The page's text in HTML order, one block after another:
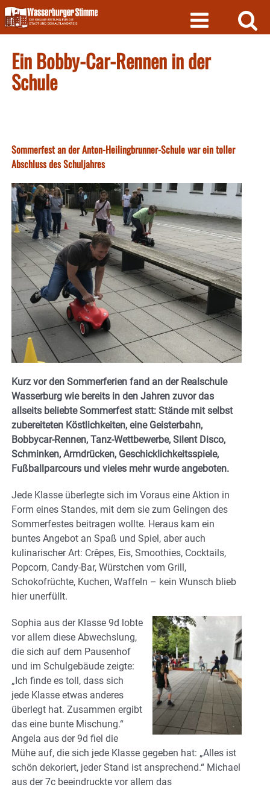
Skip
to
content
Ein Bobby-Car-Rennen in der
Schule
Sommerfest an der Anton-Heilingbrunner-Schule war ein toller
Abschluss des Schuljahres
Kurz vor den Sommerferien fand an der Realschule
Wasserburg wie bereits in den Jahren zuvor das
allseits beliebte Sommerfest statt: Stände mit selbst
zubereiteten Köstlichkeiten, eine Geisterbahn,
Bobbycar-Rennen, Tanz-Wettbewerbe, Silent Disco,
Schminken, Armdrücken, Geschicklichkeitsspiele,
Fußballparcours und vieles mehr wurde angeboten.
Jede Klasse überlegte sich im Voraus eine Aktion in
Form eines Standes, mit dem sie zum Gelingen des
Sommerfestes beitragen wollte. Heraus kam ein
buntes Angebot an Spaß und Spiel, aber auch
kulinarischer Art: Crêpes, Eis, Smoothies, Cocktails,
Popcorn, Candy-Bar, Würstchen vom Grill,
Schokofrüchte, Kuchen, Waffeln – kein Wunsch blieb
hier unerfüllt.
Sophia aus der Klasse 9d lobte
vor allem diese Abwechslung,
die sich auf dem Pausenhof
und im Schulgebäude zeigte:
„Ich finde es toll, dass sich
jede Klasse etwas anderes
überlegt hat. Zusammen ergibt
das eine bunte Mischung.“
Angela aus der 9d fiel die
Mühe auf, die sich jede Klasse gegeben hat: „Alles ist
schön dekoriert, jeder Stand ist ansprechend.“ Michael
aus der 7c beeindruckte vor allem das